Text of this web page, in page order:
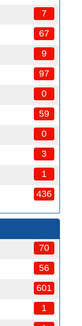
7
67
9
97
0
59
0
3
1
436
70
56
601
1